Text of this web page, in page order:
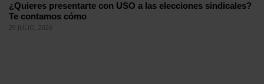
¿Quieres presentarte con USO a las elecciones sindicales?
Te contamos cómo
29 JULIO, 2026